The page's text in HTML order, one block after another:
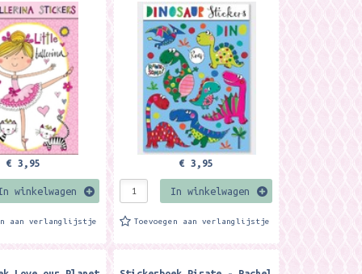
designs
€ 3,95
winkelwagen
aan verlanglijstje
Rachel Ellen designs
€ 3,95
In winkelwagen
Toevoegen aan verlanglijstje